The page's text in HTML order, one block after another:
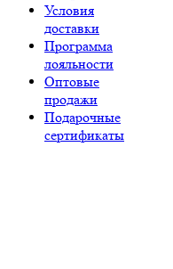
Условия
доставки
Программа
лояльности
Оптовые
продажи
Подарочные
сертификаты